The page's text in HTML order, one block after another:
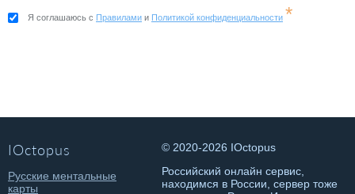
Я соглашаюсь с Правилами и Политикой конфиденциальности *
IOctopus
Русские ментальные
карты
© 2020-2026 IOctopus
Российский онлайн сервис,
находимся в России, сервер тоже